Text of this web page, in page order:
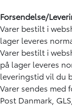
Forsendelse/
Varer bestilt i
lager leveres
Varer bestilt i
på lager leveres
leveringstid vil du
Varer sendes med
Post Danmark,